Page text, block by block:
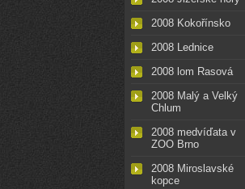
2008 Kokořínsko
2008 Lednice
2008 lom Rasová
2008 Malý a Velký
Chlum
2008 medvíďata v
ZOO Brno
2008 Miroslavské
kopce